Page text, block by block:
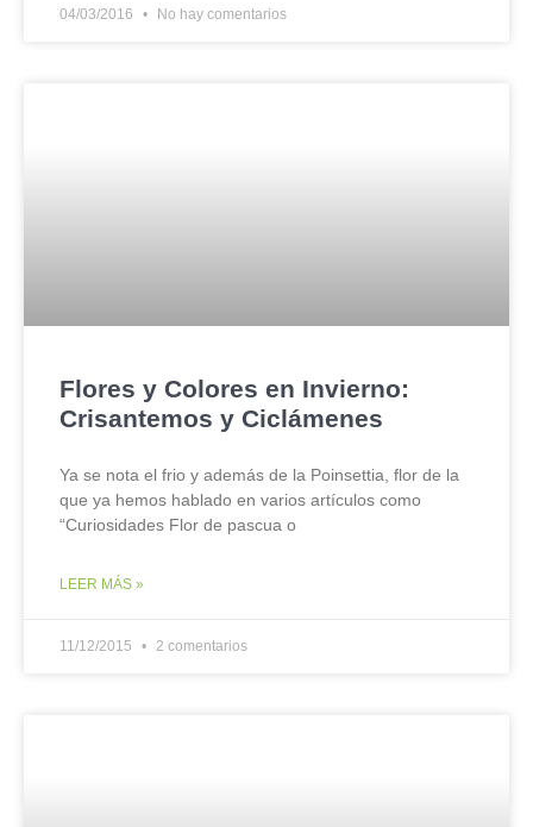
04/03/2016 No hay comentarios
Flores y Colores en Invierno:
Crisantemos y Ciclámenes
Ya se nota el frio y además de la Poinsettia, flor de la
que ya hemos hablado en varios artículos como
“Curiosidades Flor de pascua o
LEER MÁS »
11/12/2015 2 comentarios